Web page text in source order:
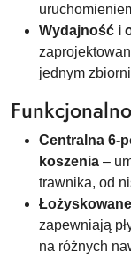
Wydajność i
jednym
Centralna 6-
koszenia –
trawnika, od
Łożyskowane
zapewniają
na różnych